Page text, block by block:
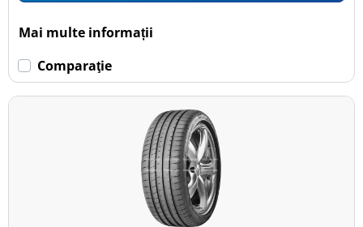
Mai multe informații
Comparaţie